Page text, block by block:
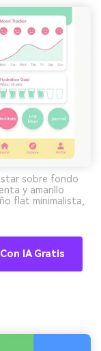
sobre fondo
y amarillo
flat minimalista,
IA Gratis